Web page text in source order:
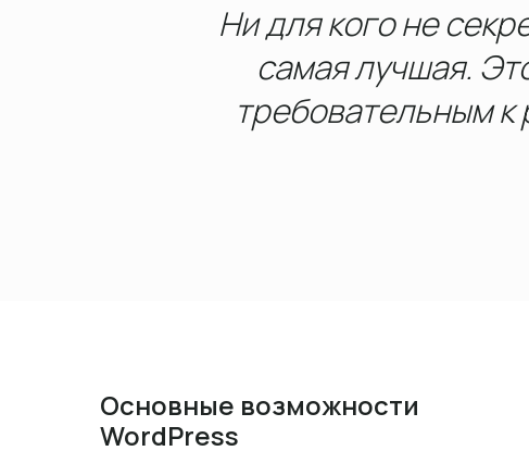
Ни для кого не
самая лучшая.
требовательным к
Основные возможности
WordPress